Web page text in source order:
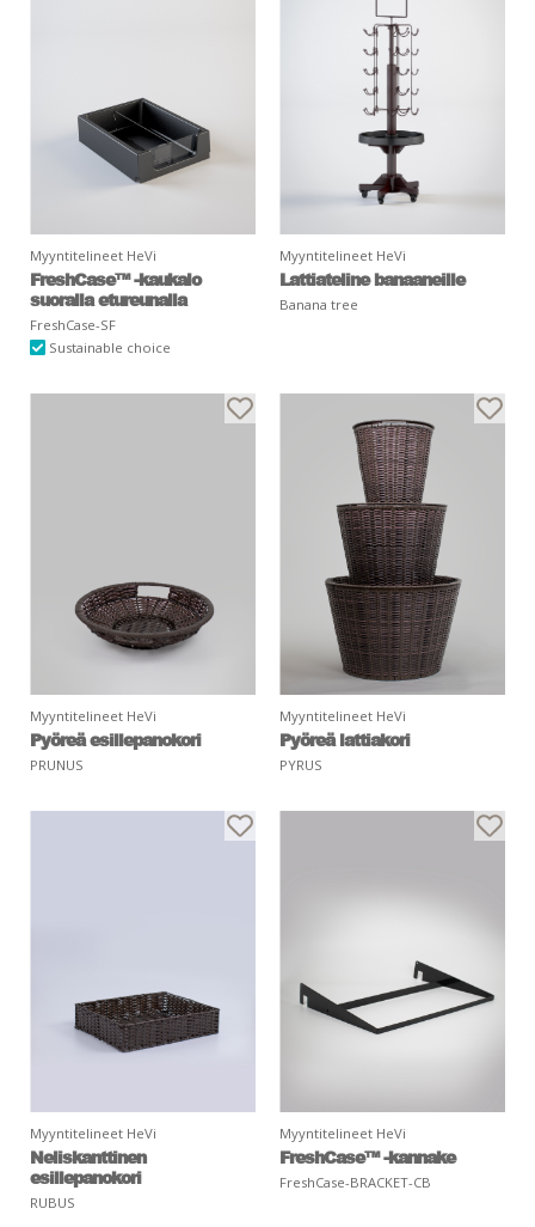
Myyntitelineet HeVi
FreshCase™ -kaukalo
suoralla etureunalla
FreshCase-SF
Sustainable choice
Myyntitelineet HeVi
Lattiateline banaaneille
Banana tree
Myyntitelineet HeVi
Pyöreä esillepanokori
PRUNUS
Myyntitelineet HeVi
Pyöreä lattiakori
PYRUS
Myyntitelineet HeVi
Neliskanttinen
esillepanokori
RUBUS
Myyntitelineet HeVi
FreshCase™ -kannake
FreshCase-BRACKET-CB